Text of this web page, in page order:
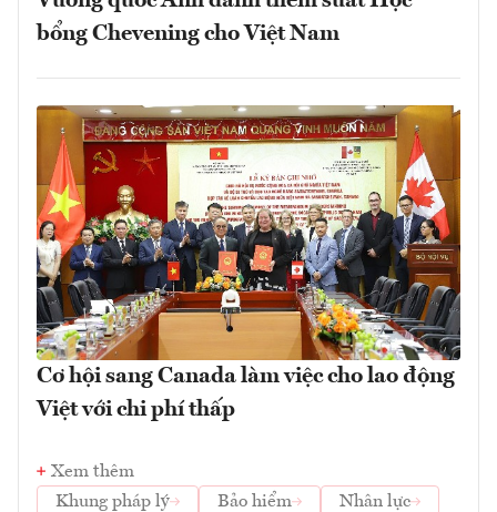
bổng Chevening cho Việt Nam
Cơ hội sang Canada làm việc cho lao động
Việt với chi phí thấp
Xem thêm
Khung pháp lý
Bảo hiểm
Nhân lực